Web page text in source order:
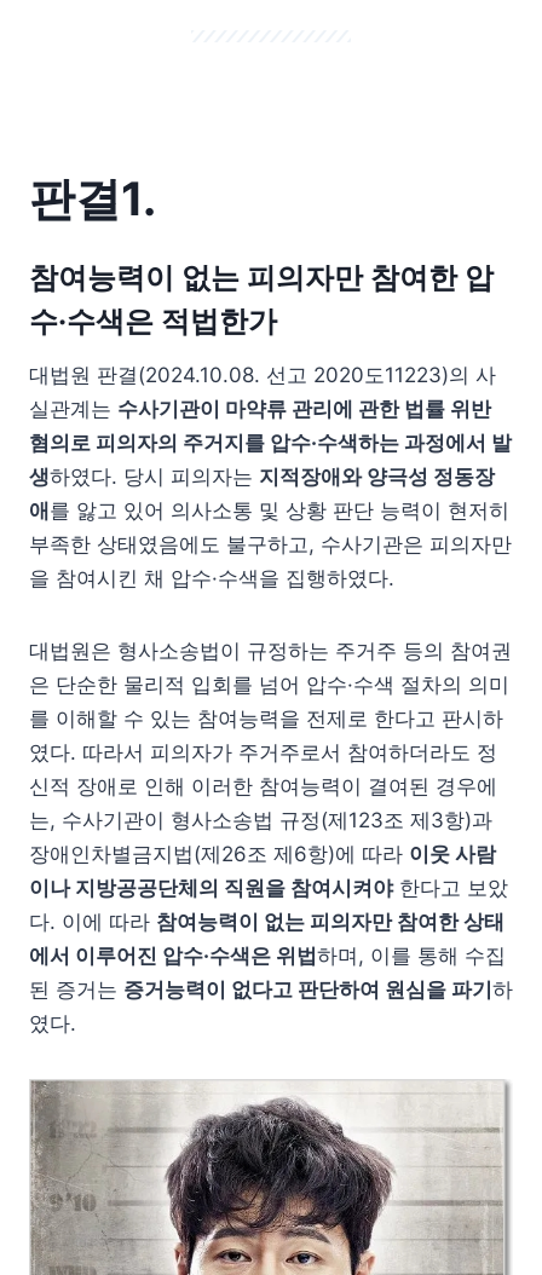
판결1.
참여능력이 없는 피의자만 참여한 압
수·수색은 적법한가
대법원 판결(2024.10.08. 선고 2020도11223)의 사
실관계는 수사기관이 마약류 관리에 관한 법률 위반
혐의로 피의자의 주거지를 압수·수색하는 과정에서 발
생하였다. 당시 피의자는 지적장애와 양극성 정동장
애 를 앓고 있어 의사소통 및 상황 판단 능력이 현저히
부족한 상태였음에도 불구하고, 수사기관은 피의자만
을 참여시킨 채 압수·수색을 집행하였다.
대법원은 형사소송법이 규정하는 주거주 등의 참여권
은 단순한 물리적 입회를 넘어 압수·수색 절차의 의미
를 이해할 수 있는 참여능력을 전제로 한다고 판시하
였다. 따라서 피의자가 주거주로서 참여하더라도 정
신적 장애로 인해 이러한 참여능력이 결여된 경우에
는, 수사기관이 형사소송법 규정(제123조 제3항)과
장애인차별금지법(제26조 제6항)에 따라 이웃 사람
이나 지방공공단체의 직원을 참여시켜야한다고 보았
다. 이에 따라 참여능력이 없는 피의자만 참여한 상태
에서 이루어진 압수·수색은 위법하며, 이를 통해 수집
된 증거는 증거능력이 없다고 판단하여 원심을 파기 하
였다.